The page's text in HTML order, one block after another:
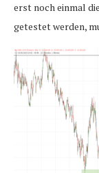
erst noch einmal
getestet werden,